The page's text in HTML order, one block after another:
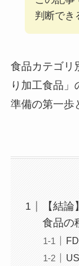
判断でき
食品カテゴリ
り加工食品
準備の第一歩
【結
食品の